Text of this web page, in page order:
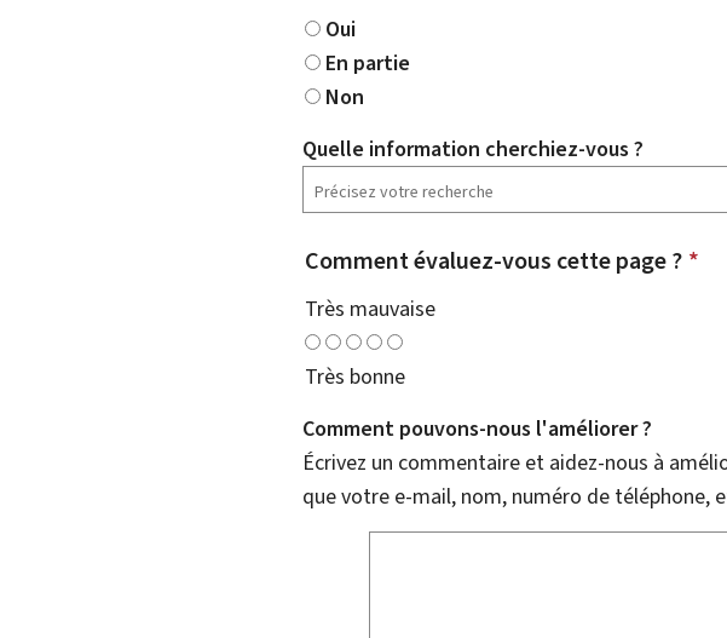
Oui
En partie
Non
Quelle information cherchiez-vous ?
Comment évaluez-vous cette page ? *
Très mauvaise
Très bonne
Comment pouvons-nous l'améliorer ?
Écrivez un commentaire et aidez-nous à
que votre e-mail, nom, numéro de téléphone,